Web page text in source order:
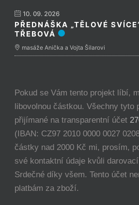
10. 09. 2026
PŘEDNÁŠKA „TĚLOVÉ
TŘEBOVÁ
masáže Anička a Vojta Šilarovi
Pokud se Vám tento projekt líbí,
libovolnou částkou. Všechny tyto
přijímané na transparentní účet
(IBAN: CZ97 2010 0000 0027
částky nad 2000 Kč mi, prosím,
své kontaktní údaje kvůli
Srdečné díky všem. Tento účet
platbám za zboží.